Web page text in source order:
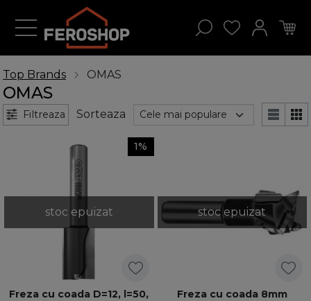
Top Brands OMAS
OMAS
Filtreaza Sorteaza
stoc epuizat
1%
Freza cu coada D=12, l=50,
stoc epuizat
Freza cu coada 8mm